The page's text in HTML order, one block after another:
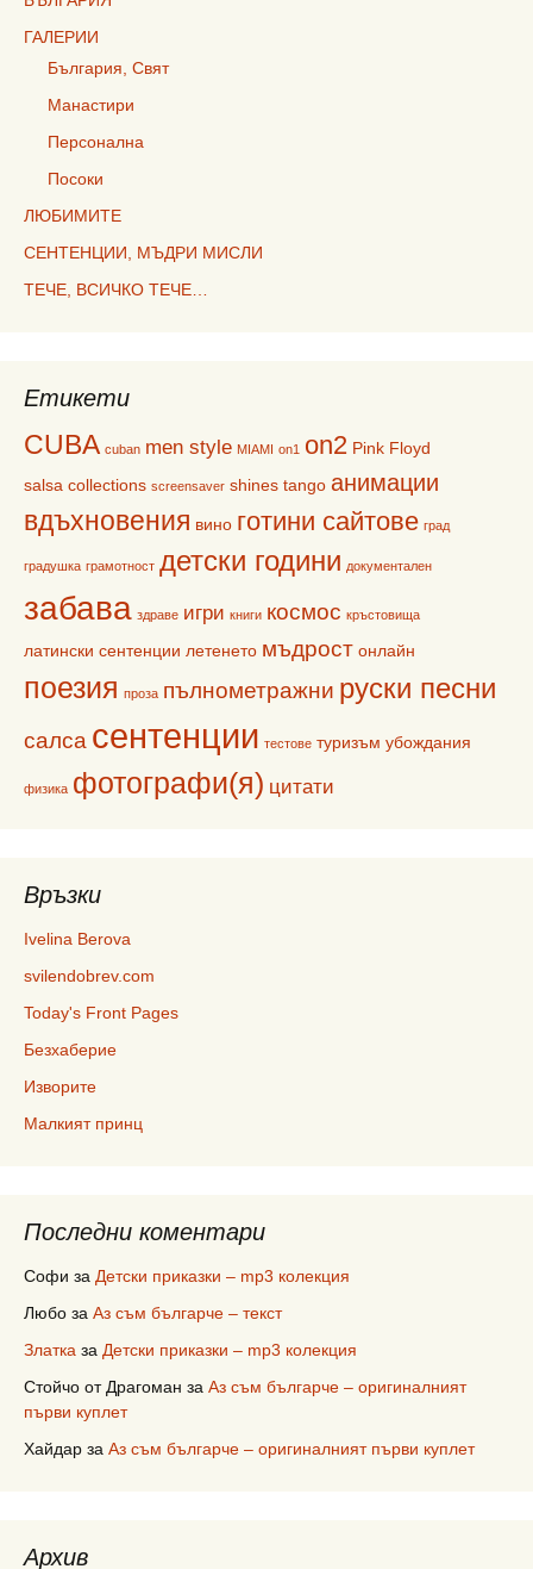
ГАЛЕРИИ
България, Свят
Манастири
Персонална
Посоки
ЛЮБИМИТЕ
СЕНТЕНЦИИ, МЪДРИ МИСЛИ
ТЕЧЕ, ВСИЧКО ТЕЧЕ…
Етикети
CUBA cuban men style MIAMI on1 on2 Pink Floyd
salsa collections screensaver shines tango анимации
вдъхновения вино готини сайтове град
градушка грамотност детски години документален
забава здраве игри книги космос кръстовища
латински сентенции летенето мъдрост онлайн
поезия проза пълнометражни руски песни
салса сентенции тестове туризъм убождания
физика фотографи(я) цитати
Връзки
Ivelina Berova
svilendobrev.com
Today's Front Pages
Безхаберие
Изворите
Малкият принц
Последни коментари
Софи за Детски приказки – mp3 колекция
Любо за Аз съм българче – текст
Златка за Детски приказки – mp3 колекция
Стойчо от Драгоман за Аз съм българче – оригиналният
първи куплет
Хайдар за Аз съм българче – оригиналният първи куплет
Архив